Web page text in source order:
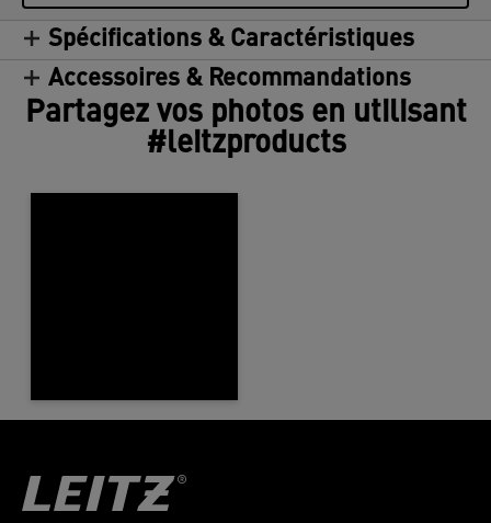
Spécifications & Caractéristiques
Accessoires & Recommandations
Partagez vos photos en utilisant
#leitzproducts